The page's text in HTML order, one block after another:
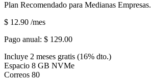
Plan Recomendado para Medianas Empresas.
$ 12.90 /mes
Pago anual: $ 129.00
Incluye 2 meses gratis (16% dto.)
Espacio 8 GB NVMe
Correos 80